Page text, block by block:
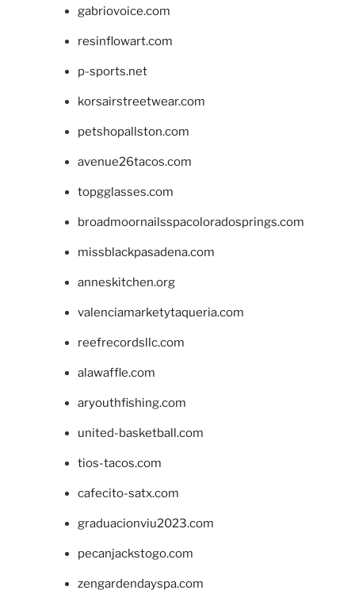
gabriovoice.com
resinflowart.com
p-sports.net
korsairstreetwear.com
petshopallston.com
avenue26tacos.com
topgglasses.com
broadmoornailsspacoloradosprings.com
missblackpasadena.com
anneskitchen.org
valenciamarketytaqueria.com
reefrecordsllc.com
alawaffle.com
aryouthfishing.com
united-basketball.com
tios-tacos.com
cafecito-satx.com
graduacionviu2023.com
pecanjackstogo.com
zengardendayspa.com